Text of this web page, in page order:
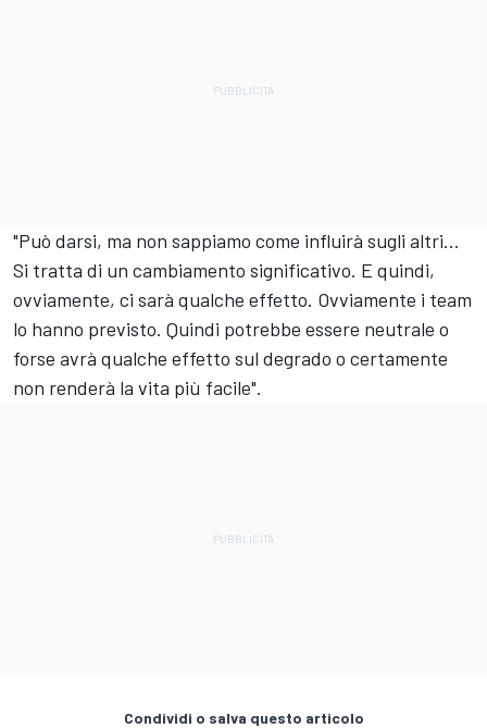
"Può darsi, ma non sappiamo come influirà sugli altri...
Si tratta di un cambiamento significativo. E quindi,
ovviamente, ci sarà qualche effetto. Ovviamente i team
lo hanno previsto. Quindi potrebbe essere neutrale o
forse avrà qualche effetto sul degrado o certamente
non renderà la vita più facile".
Condividi o salva questo articolo